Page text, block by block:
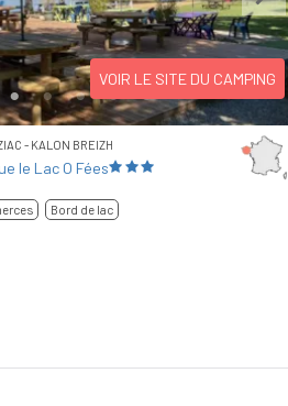
Next
VOIR LE SITE DU CAMPING
- KALON BREIZH
le Lac O Fées
Bord de lac